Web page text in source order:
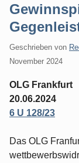
Geschrieben von
November 2024
OLG Frankfurt
20.06.2024
6 U 128/23
Das OLG